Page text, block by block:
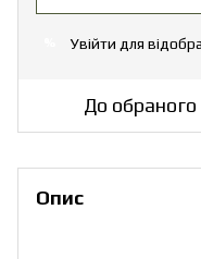
Увійти для
До обраного
Опис